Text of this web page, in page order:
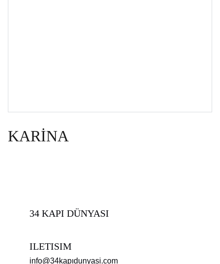
KARİNA
ILETISIM
info@34kapıdunyasi.com
34 KAPI DÜNYASI